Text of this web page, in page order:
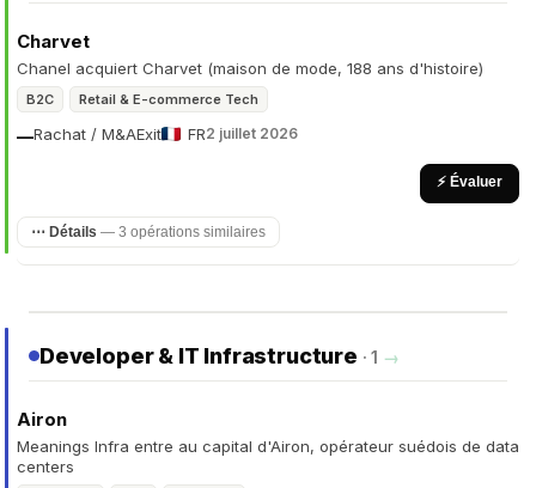
Charvet
Chanel acquiert Charvet (maison de mode, 188 ans d'histoire)
B2C Retail & E-commerce Tech
Rachat / M&A
— Exit FR2 juillet 2026
⚡ Évaluer
⋯ Détails — 3 opérations similaires
Developer & IT Infrastructure · 1 →
Airon
Meanings Infra entre au capital d'Airon, opérateur suédois de data
centers